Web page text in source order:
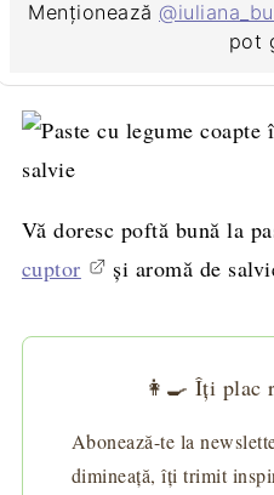
Menționează
pot
Vă doresc poftă bună la
cuptor
şi aromă de
👩‍🍳 Îți plac
Abonează-te la
dimineață, îți trimit